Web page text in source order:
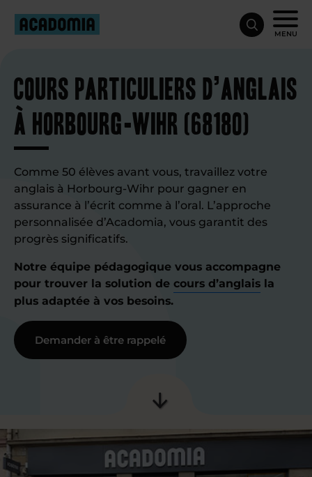
MENU
Cours particuliers d’anglais
à Horbourg-Wihr (68180)
Comme 50 élèves avant vous, travaillez votre
anglais à Horbourg-Wihr pour gagner en
assurance à l’écrit comme à l’oral. L’approche
personnalisée d’Acadomia, vous garantit des
progrès significatifs.
Notre équipe pédagogique vous accompagne
pour trouver la solution de cours d’anglais la
plus adaptée à vos besoins.
Demander à être rappelé